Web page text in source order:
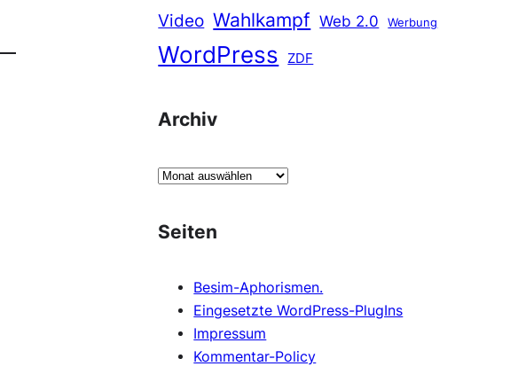
Video Wahlkampf Web 2.0 Werbung
WordPress ZDF
Archiv
A
h
Seiten
Besim-Aphorismen.
Eingesetzte WordPress-PlugIns
Impressum
Kommentar-Policy